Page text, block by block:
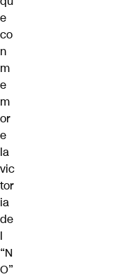
e
co
n
m
e
m
or
e
la
vic
tor
ia
de
l
“N
O”